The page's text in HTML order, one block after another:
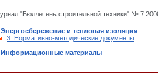
"Бюллетень строительной техники" № 7
Энергосбережение и тепловая изоляция
3. Нормативно-методические документы
Информационные материалы